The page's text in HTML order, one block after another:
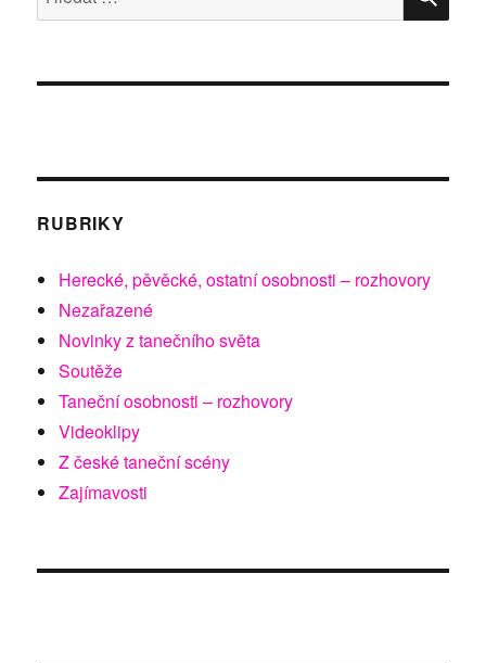
RUBRIKY
Herecké, pěvěcké, ostatní osobnosti – rozhovory
Nezařazené
Novinky z tanečního světa
Soutěže
Taneční osobnosti – rozhovory
Videoklipy
Z české taneční scény
Zajímavosti